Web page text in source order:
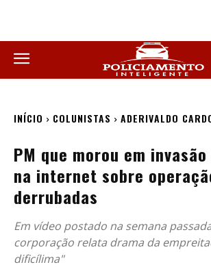
INÍCIO COLUNISTAS ADERIVALDO
PM que morou em
na internet sobre
derrubadas
Em vídeo postado na semana
corporação relata drama da
dificílima"